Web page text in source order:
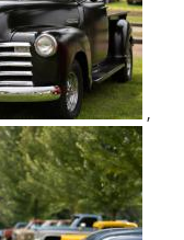
,